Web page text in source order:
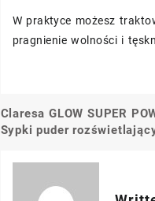
W praktyce możesz
pragnienie wolności i
Nawigacja
Claresa GLOW SUPER
Sypki puder